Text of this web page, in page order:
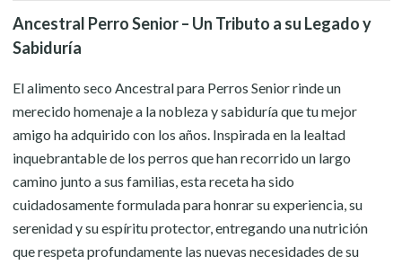
Ancestral Perro Senior – Un Tributo a su Legado y
Sabiduría
El alimento seco Ancestral para Perros Senior rinde un
merecido homenaje a la nobleza y sabiduría que tu mejor
amigo ha adquirido con los años. Inspirada en la lealtad
inquebrantable de los perros que han recorrido un largo
camino junto a sus familias, esta receta ha sido
cuidadosamente formulada para honrar su experiencia, su
serenidad y su espíritu protector, entregando una nutrición
que respeta profundamente las nuevas necesidades de su